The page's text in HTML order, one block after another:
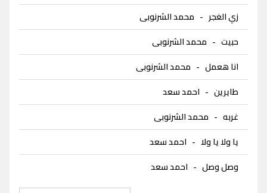
زي الغجر - محمد الشرنوبى
حبيت - محمد الشرنوبى
انا هعمل - محمد الشرنوبى
طايرين - احمد سعد
غربه - محمد الشرنوبى
يا ولا يا ولا - احمد سعد
وصل وصل - احمد سعد